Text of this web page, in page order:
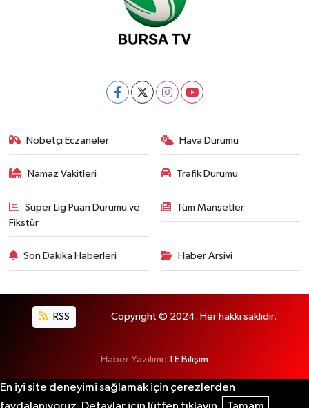
Nöbetçi Eczaneler Hava Durumu
Namaz Vakitleri Trafik Durumu
Süper Lig Puan Durumu ve
Fikstür
Tüm Manşetler
Son Dakika Haberleri Haber Arşivi
RSS Copyright © 2024. Her hakkı saklıdır.
Haber Yazılımı: TE Bilişim
En iyi site deneyimi sağlamak için çerezlerden